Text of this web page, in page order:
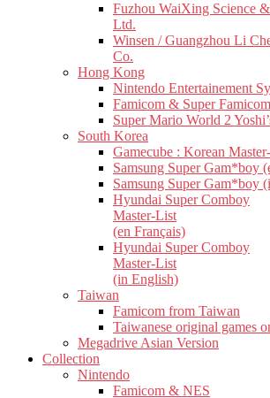
Fuzhou WaiXing Science
Ltd.
Winsen / Guangzhou Li
Co.
Hong Kong
Nintendo Entertainement
Famicom & Super Famicom
Super Mario World 2
South Korea
Gamecube : Korean
Samsung Super Gam*boy
Samsung Super Gam*boy
Hyundai Super Comboy
Master-List
(en Français)
Hyundai Super Comboy
Master-List
(in English)
Taiwan
Famicom from Taiwan
Taiwanese original games
Megadrive Asian Version
Collection
Nintendo
Famicom & NES